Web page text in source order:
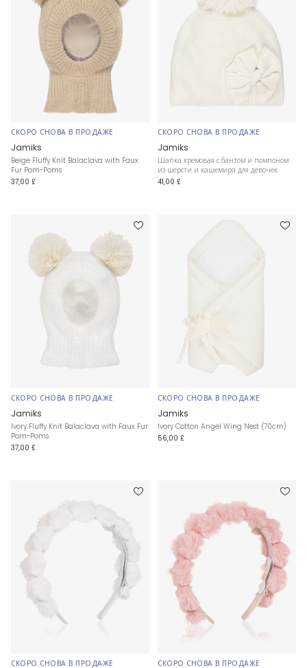
СКОРО СНОВА В ПРОДАЖЕ
Jamiks
Beige Fluffy Knit Balaclava with Faux
Fur Pom-Poms
37,00 £
СКОРО СНОВА В ПРОДАЖЕ
Jamiks
Шапка кремовая с бантом и помпоном
из шерсти и кашемира для девочек
41,00 £
СКОРО СНОВА В ПРОДАЖЕ
Jamiks
Ivory Fluffy Knit Balaclava with Faux Fur
Pom-Poms
37,00 £
СКОРО СНОВА В ПРОДАЖЕ
Jamiks
Ivory Cotton Angel Wing Nest (70cm)
56,00 £
СКОРО СНОВА В ПРОДАЖЕ СКОРО СНОВА В ПРОДАЖЕ